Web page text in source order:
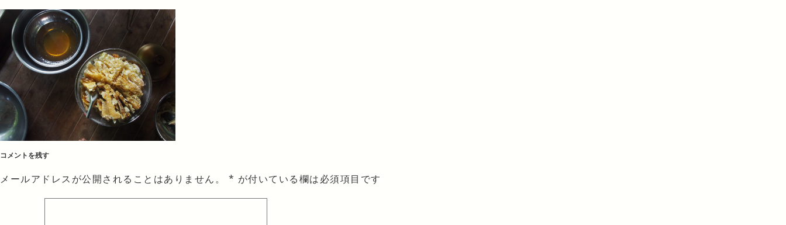
コメントを残す
メールアドレスが公開されることはありません。 * が付いている欄は必須項目です